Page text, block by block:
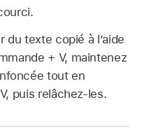
du texte copié à l’aide
+ V, maintenez
tout en
puis relâchez-les.